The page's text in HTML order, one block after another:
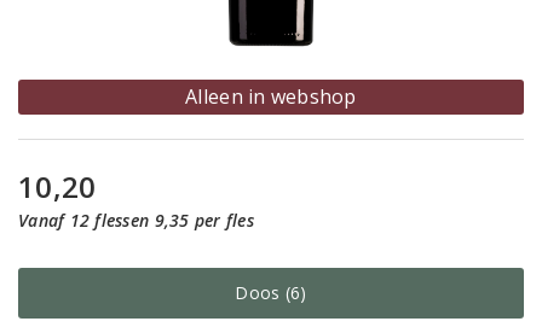
Alleen in webshop
10,20
Vanaf 12 flessen 9,35 per fles
Doos (6)